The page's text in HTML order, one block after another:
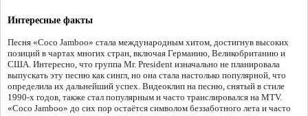
Интересные факты
Песня «Coco Jamboo» стала международным хитом, достигнув высоких
позиций в чартах многих стран, включая Германию, Великобританию и
США. Интересно, что группа Mr. President изначально не планировала
выпускать эту песню как сингл, но она стала настолько популярной, что
определила их дальнейший успех. Видеоклип на песню, снятый в стиле
1990-х годов, также стал популярным и часто транслировался на MTV.
«Coco Jamboo» до сих пор остаётся символом беззаботного лета и часто